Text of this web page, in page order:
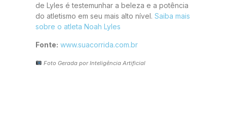
de Lyles é testemunhar a beleza e a potência
do atletismo em seu mais alto nível. Saiba mais
sobre o atleta Noah Lyles
Fonte: www.suacorrida.com.br
Foto Gerada por Inteligência Artificial